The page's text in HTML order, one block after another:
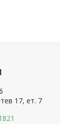
17, ет. 7